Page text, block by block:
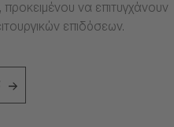
να επιτυγχάνουν
επιδόσεων.